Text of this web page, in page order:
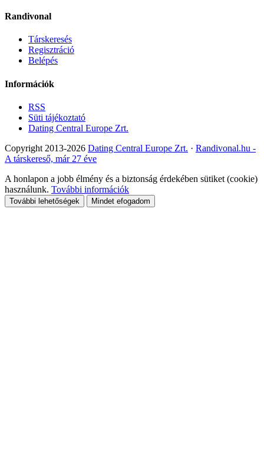
Randivonal
Társkeresés
Regisztráció
Belépés
Információk
RSS
Süti tájékoztató
Dating Central Europe Zrt.
Copyright 2013-2026 Dating Central Europe Zrt. · Randivonal.hu -
A társkereső, már 27 éve
A honlapon a jobb élmény és a biztonság érdekében sütiket (cookie)
használunk. További információk
További lehetőségek Mindet efogadom